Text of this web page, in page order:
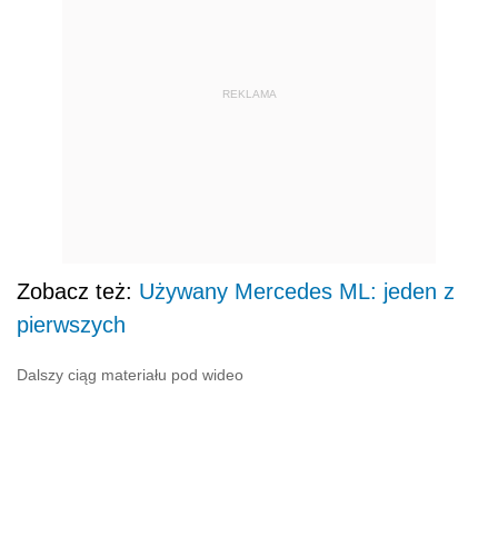
REKLAMA
Zobacz też: Używany Mercedes ML: jeden z
pierwszych
Dalszy ciąg materiału pod wideo